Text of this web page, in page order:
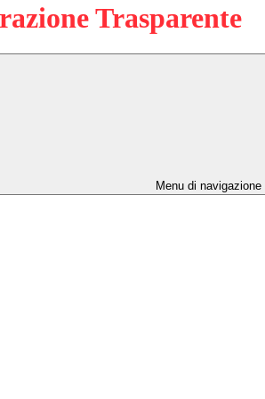
Trasparente
Menu di navigazione